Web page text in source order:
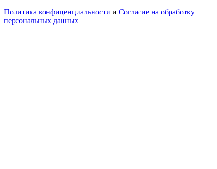
Политика конфиценциальности и Согласие на обработку
персональных данных